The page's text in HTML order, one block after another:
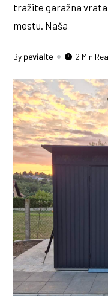
tražite garažna vrata
mestu. Naša
By pevialte 2 Min